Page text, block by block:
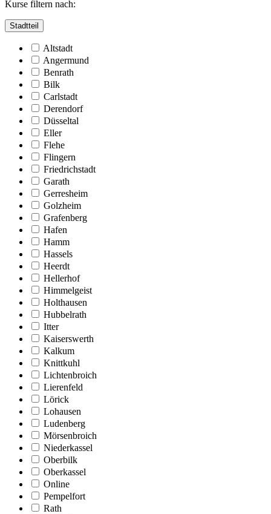
Kurse filtern nach:
Stadtteil
Altstadt
Angermund
Benrath
Bilk
Carlstadt
Derendorf
Düsseltal
Eller
Flehe
Flingern
Friedrichstadt
Garath
Gerresheim
Golzheim
Grafenberg
Hafen
Hamm
Hassels
Heerdt
Hellerhof
Himmelgeist
Holthausen
Hubbelrath
Itter
Kaiserswerth
Kalkum
Knittkuhl
Lichtenbroich
Lierenfeld
Lörick
Lohausen
Ludenberg
Mörsenbroich
Niederkassel
Oberbilk
Oberkassel
Online
Pempelfort
Rath